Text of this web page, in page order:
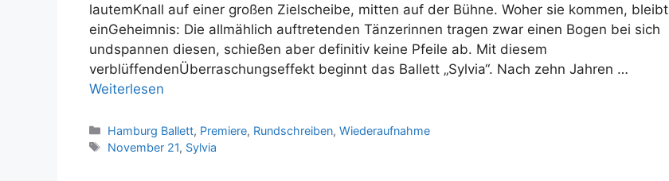
lautemKnall auf einer großen Zielscheibe, mitten auf der Bühne. Woher sie kommen, bleibt
einGeheimnis: Die allmählich auftretenden Tänzerinnen tragen zwar einen Bogen bei sich
undspannen diesen, schießen aber definitiv keine Pfeile ab. Mit diesem
verblüffendenÜberraschungseffekt beginnt das Ballett „Sylvia“. Nach zehn Jahren …
Weiterlesen
Kategorien
Hamburg Ballett, Premiere, Rundschreiben,Wiederaufnahme
Schlagwörter
November 21, Sylvia